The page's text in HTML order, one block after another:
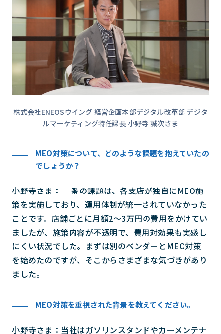
株式会社ENEOSウイング 経営企画本部デジタル改革部 デジタ
ルマーケティング特任課長 小野寺 誠次さま
MEO対策について、どのような課題を抱えていたの
でしょうか？
小野寺さま： 一番の課題は、各支店が独自にMEO施
策を実施しており、運用体制が統一されていなかった
ことです。店舗ごとに月額2〜3万円の費用をかけてい
ましたが、施策内容が不透明で、費用対効果も実感し
にくい状況でした。まずは別のベンダーとMEO対策
を始めたのですが、そこからさまざまな気づきがあり
ました。
MEO対策を重視された背景を教えてください。
小野寺さま：当社はガソリンスタンドやカーメンテナ